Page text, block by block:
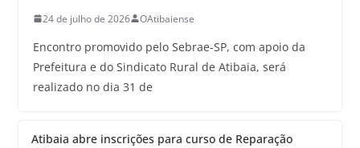
24 de julho de 2026 OAtibaiense
Encontro promovido pelo Sebrae-SP, com apoio da
Prefeitura e do Sindicato Rural de Atibaia, será
realizado no dia 31 de
Atibaia abre inscrições para curso de Reparação